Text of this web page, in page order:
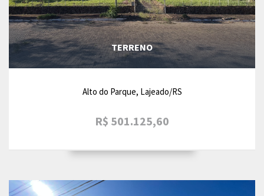
TERRENO
Alto do Parque, Lajeado/RS
R$ 501.125,60